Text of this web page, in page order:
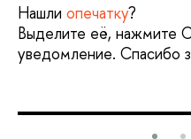
Нашли опечатку?
Выделите её, нажмите
уведомление. Спасибо